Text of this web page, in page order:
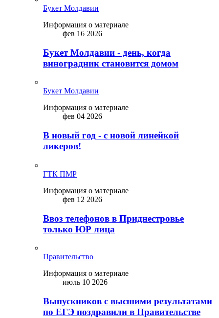
Букет Молдавии
Информация о материале
фев 16 2026
Букет Молдавии - день, когда
виноградник становится домом
Букет Молдавии
Информация о материале
фев 04 2026
В новый год - с новой линейкой
ликepoв!
ГТК ПМР
Информация о материале
фев 12 2026
Ввоз телефонов в Приднестровье
только ЮР лица
Правительство
Информация о материале
июль 10 2026
Выпускников с высшими результатами
по ЕГЭ поздравили в Правительстве